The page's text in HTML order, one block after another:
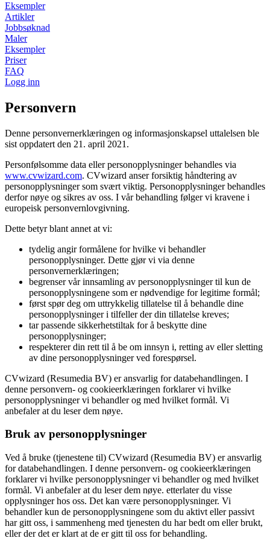
Eksempler
Artikler
Jobbsøknad
Maler
Eksempler
Priser
FAQ
Logg inn
Personvern
Denne personvernerklæringen og informasjonskapsel uttalelsen ble
sist oppdatert den 21. april 2021.
Personfølsomme data eller personopplysninger behandles via
www.cvwizard.com. CVwizard anser forsiktig håndtering av
personopplysninger som svært viktig. Personopplysninger behandles
derfor nøye og sikres av oss. I vår behandling følger vi kravene i
europeisk personvernlovgivning.
Dette betyr blant annet at vi:
tydelig angir formålene for hvilke vi behandler
personopplysninger. Dette gjør vi via denne
personvernerklæringen;
begrenser vår innsamling av personopplysninger til kun de
personopplysningene som er nødvendige for legitime formål;
først spør deg om uttrykkelig tillatelse til å behandle dine
personopplysninger i tilfeller der din tillatelse kreves;
tar passende sikkerhetstiltak for å beskytte dine
personopplysninger;
respekterer din rett til å be om innsyn i, retting av eller sletting
av dine personopplysninger ved forespørsel.
CVwizard (Resumedia BV) er ansvarlig for databehandlingen. I
denne personvern- og cookieerklæringen forklarer vi hvilke
personopplysninger vi behandler og med hvilket formål. Vi
anbefaler at du leser dem nøye.
Bruk av personopplysninger
Ved å bruke (tjenestene til) CVwizard (Resumedia BV) er ansvarlig
for databehandlingen. I denne personvern- og cookieerklæringen
forklarer vi hvilke personopplysninger vi behandler og med hvilket
formål. Vi anbefaler at du leser dem nøye. etterlater du visse
opplysninger hos oss. Det kan være personopplysninger. Vi
behandler kun de personopplysningene som du aktivt eller passivt
har gitt oss, i sammenheng med tjenesten du har bedt om eller brukt,
eller der det er klart at de er gitt til oss for behandling.